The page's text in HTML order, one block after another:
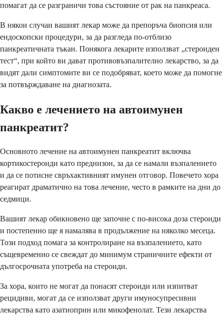
помагат да се разграничи това състояние от рак на панкреаса.
В някои случаи вашият лекар може да препоръча биопсия или
ендоскопски процедури, за да разгледа по-отблизо
панкреатичната тъкан. Понякога лекарите използват „стероиден
тест“, при който ви дават противовъзпалително лекарство, за да
видят дали симптомите ви се подобряват, което може да помогне
за потвърждаване на диагнозата.
Какво е лечението на автоимунен
панкреатит?
Основното лечение на автоимунен панкреатит включва
кортикостероиди като преднизон, за да се намали възпалението
и да се потисне свръхактивният имунен отговор. Повечето хора
реагират драматично на това лечение, често в рамките на дни до
седмици.
Вашият лекар обикновено ще започне с по-висока доза стероиди
и постепенно ще я намалява в продължение на няколко месеца.
Този подход помага за контролиране на възпалението, като
същевременно се свеждат до минимум страничните ефекти от
дългосрочната употреба на стероиди.
За хора, които не могат да понасят стероиди или изпитват
рецидиви, могат да се използват други имуносупресивни
лекарства като азатиоприн или микофенолат. Тези лекарства